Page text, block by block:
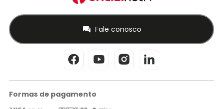
Fale conosco
Formas de pagamento